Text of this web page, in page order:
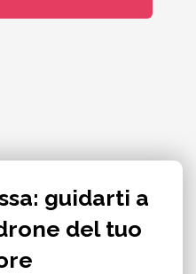
guidarti a
del tuo